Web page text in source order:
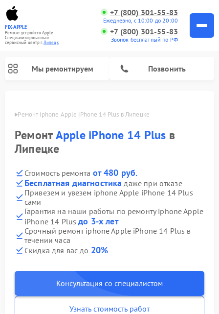
FIX-APPLE
Ремонт устройств Apple
Специализированный
cервисный центр г.Липецк
+7 (800) 301-55-83
Ежедневно, с 10:00 до 20:00
+7 (800) 301-55-83
Звонок бесплатный по РФ
Мы ремонтируем Позвонить
Ремонт iphone Apple iPhone 14 Plus в Липецке
РемонтApple iPhone 14 Plus в
Липецке
Стоимость ремонта от 480 руб.
Бесплатная диагностика даже при отказе
Привезем и увезем iphone Apple iPhone 14 Plus
сами
Гарантия на наши работы по ремонту iphone Apple
iPhone 14 Plusдо 3-х лет
Срочный ремонт iphone Apple iPhone 14 Plus в
течении часа
Скидка для вас до 20%
Консультация со специалистом
Узнать стоимость работ